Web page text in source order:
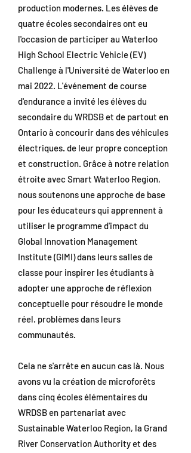
production modernes. Les élèves de
quatre écoles secondaires ont eu
l'occasion de participer au Waterloo
High School Electric Vehicle (EV)
Challenge à l'Université de Waterloo en
mai 2022. L'événement de course
d'endurance a invité les élèves du
secondaire du WRDSB et de partout en
Ontario à concourir dans des véhicules
électriques. de leur propre conception
et construction. Grâce à notre relation
étroite avec Smart Waterloo Region,
nous soutenons une approche de base
pour les éducateurs qui apprennent à
utiliser le programme d'impact du
Global Innovation Management
Institute (GIMI) dans leurs salles de
classe pour inspirer les étudiants à
adopter une approche de réflexion
conceptuelle pour résoudre le monde
réel. problèmes dans leurs
communautés.
Cela ne s'arrête en aucun cas là. Nous
avons vu la création de microforêts
dans cinq écoles élémentaires du
WRDSB en partenariat avec
Sustainable Waterloo Region, la Grand
River Conservation Authority et des